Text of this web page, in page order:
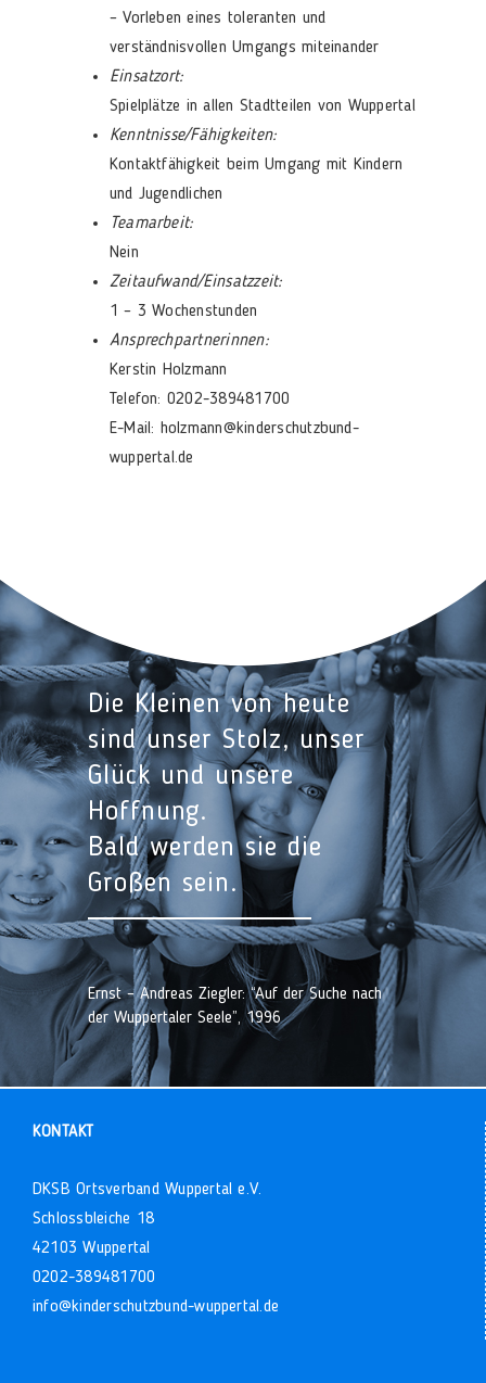
– Vorleben eines toleranten und
verständnisvollen Umgangs miteinander
Einsatzort:
Spielplätze in allen Stadtteilen von Wuppertal
Kenntnisse/Fähigkeiten:
Kontaktfähigkeit beim Umgang mit Kindern
und Jugendlichen
Teamarbeit:
Nein
Zeitaufwand/Einsatzzeit:
1 – 3 Wochenstunden
Ansprechpartnerinnen:
Kerstin Holzmann
Telefon: 0202-389481700
E-Mail: holzmann@kinderschutzbund-
wuppertal.de
Die Kleinen von heute
sind unser Stolz, unser
Glück und unsere
Hoffnung.
Bald werden sie die
Großen sein.
Ernst – Andreas Ziegler: “Auf der Suche nach
der Wuppertaler Seele”, 1996
KONTAKT
DKSB Ortsverband Wuppertal e.V.
Schlossbleiche 18
42103 Wuppertal
0202-389481700
info@kinderschutzbund-wuppertal.de